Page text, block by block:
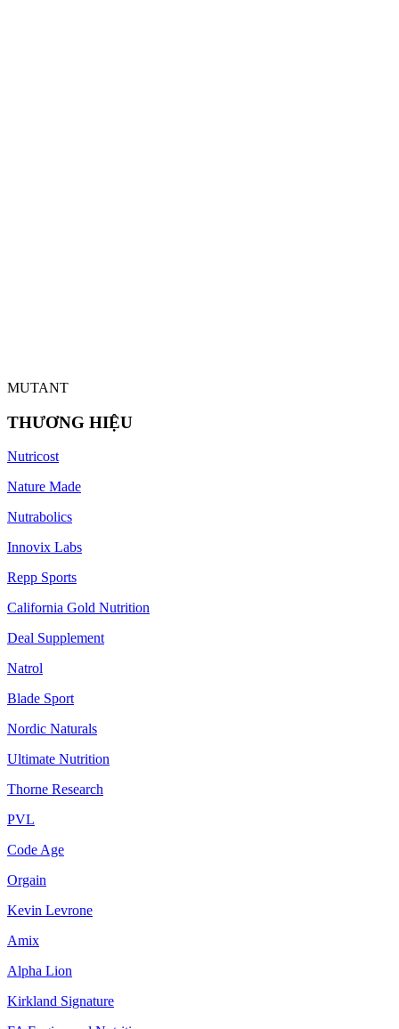
MUTANT
THƯƠNG HIỆU
Nutricost
Nature Made
Nutrabolics
Innovix Labs
Repp Sports
California Gold Nutrition
Deal Supplement
Natrol
Blade Sport
Nordic Naturals
Ultimate Nutrition
Thorne Research
PVL
Code Age
Orgain
Kevin Levrone
Amix
Alpha Lion
Kirkland Signature